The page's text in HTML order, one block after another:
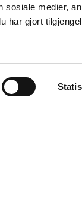
sosiale medier,
har gjort